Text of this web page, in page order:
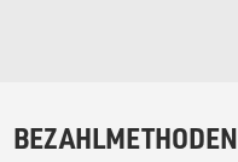
BEZAHLMETHODEN